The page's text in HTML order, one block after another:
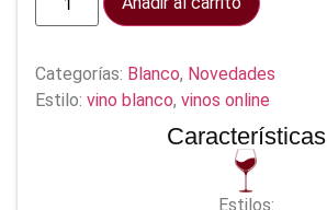
Categorías: Blanco, Novedades
Estilo: vino blanco, vinos online
Características
Estilos: